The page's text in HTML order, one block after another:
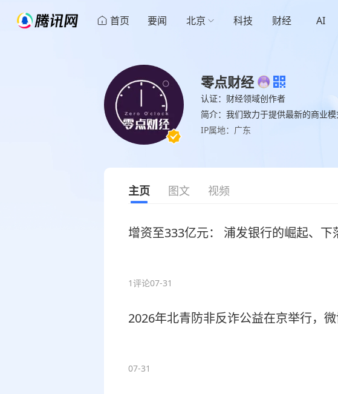
首页 要闻 北京 科技 财经 AI
零点财经
认证：财经领域创作者
简介：我们致力于提供最新的商业模
IP属地：广东
主页 图文 视频
增资至333亿元： 浦发银行的崛起、下
1评论07-31
2026年北青防非反诈公益在京举行，
07-31